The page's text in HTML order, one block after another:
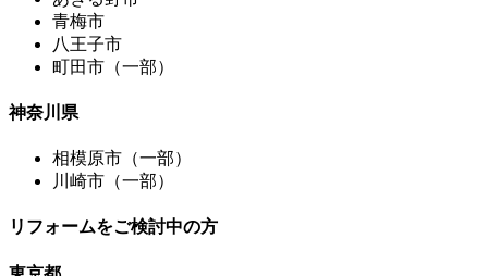
青梅市
八王子市
町田市（一部）
神奈川県
相模原市（一部）
川崎市（一部）
リフォームをご検討中の方